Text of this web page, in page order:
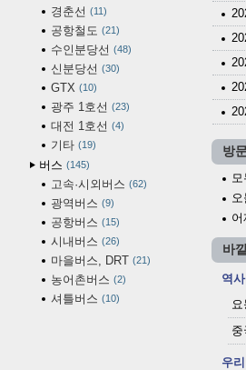
경춘선 11
공항철도 21
수인분당선 48
신분당선 30
GTX 10
광주 1호선 23
대전 1호선 4
기타 19
버스 145
고속·시외버스 62
광역버스 9
공항버스 15
시내버스 26
마을버스, DRT 21
농어촌버스 2
셔틀버스 10
방
모
오
어
바
역사
우